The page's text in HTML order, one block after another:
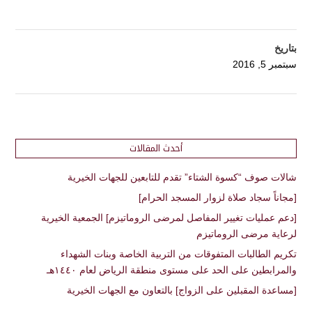
بتاريخ
سبتمبر 5, 2016
أحدث المقالات
شالات صوف “كسوة الشتاء” تقدم للتابعين للجهات الخيرية
[مجاناً سجاد صلاة لزوار المسجد الحرام]
[دعم عمليات تغيير المفاصل لمرضى الروماتيزم] الجمعية الخيرية
لرعاية مرضى الروماتيزم
تكريم الطالبات المتفوقات من التربية الخاصة وبنات الشهداء
والمرابطين على الحد على مستوى منطقة الرياض لعام ١٤٤٠هـ
[مساعدة المقبلين على الزواج] بالتعاون مع الجهات الخيرية